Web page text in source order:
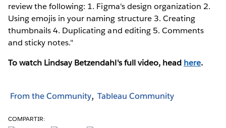
review the following: 1. Figma's design organization 2.
Using emojis in your naming structure 3. Creating
thumbnails 4. Duplicating and editing 5. Comments
and sticky notes."
To watch Lindsay Betzendahl's full video, head here.
From the Community Tableau Community
COMPARTIR: